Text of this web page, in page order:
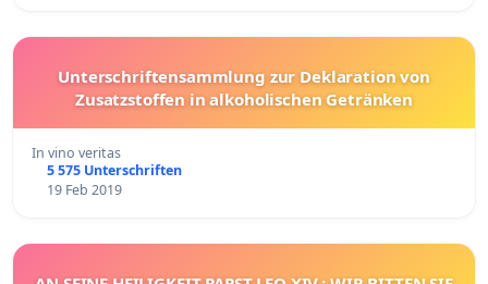
Unterschriftensammlung zur Deklaration von
Zusatzstoffen in alkoholischen Getränken
In vino veritas
5 575 Unterschriften
19 Feb 2019